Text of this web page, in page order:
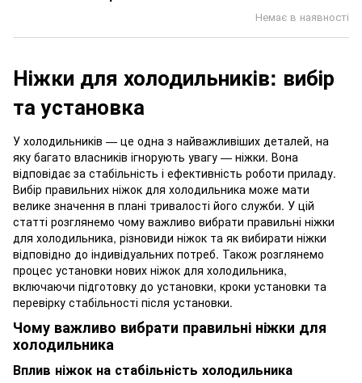
Немає в наявності
Ніжки для холодильників: вибір
та установка
У холодильників — це одна з найважливіших деталей, на
яку багато власників ігнорують увагу — ніжки. Вона
відповідає за стабільність і ефективність роботи приладу.
Вибір правильних ніжок для холодильника може мати
велике значення в плані тривалості його служби. У цій
статті розглянемо чому важливо вибрати правильні ніжки
для холодильника, різновиди ніжок та як вибирати ніжки
відповідно до індивідуальних потреб. Також розглянемо
процес установки нових ніжок для холодильника,
включаючи підготовку до установки, кроки установки та
перевірку стабільності після установки.
Чому важливо вибрати правильні ніжки для
холодильника
Вплив ніжок на стабільність холодильника